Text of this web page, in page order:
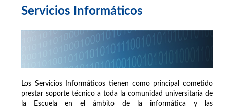
Servicios Informáticos
Los Servicios Informáticos tienen como principal cometido
prestar soporte técnico a toda la comunidad universitaria de
la Escuela en el ámbito de la informática y las